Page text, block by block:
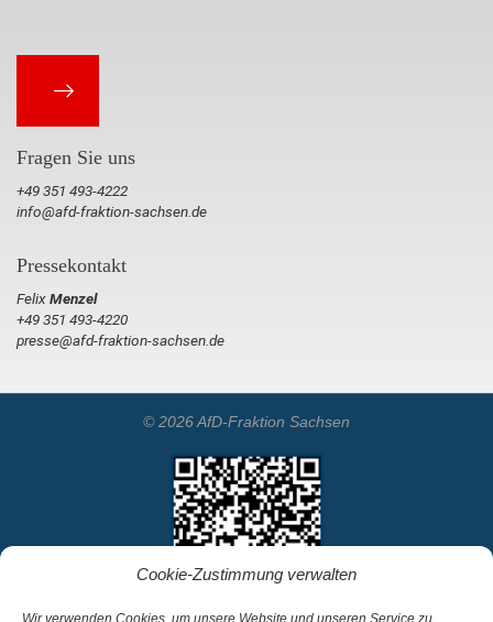
Cookie-Zustimmung verwalten
Wir verwenden Cookies, um unsere Website und unseren Service zu
Fragen Sie uns
+49 351 493-4222
info@afd-fraktion-sachsen.de
Pressekontakt
FelixMenzel
+49 351 493-4220
presse@afd-fraktion-sachsen.de
© 2026 AfD-Fraktion Sachsen